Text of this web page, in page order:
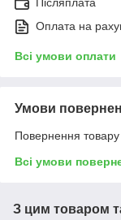
Оплата на
Всі умови оплати
Умови
Повернення
Всі умови
З цим товаром